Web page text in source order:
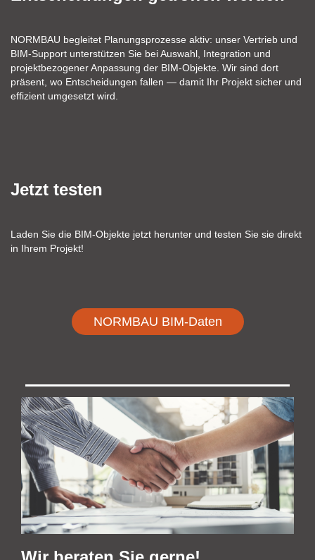
NORMBAU begleitet Planungsprozesse aktiv: unser Vertrieb und
BIM‑Support unterstützen Sie bei Auswahl, Integration und
projektbezogener Anpassung der BIM‑Objekte. Wir sind dort
präsent, wo Entscheidungen fallen — damit Ihr Projekt sicher und
effizient umgesetzt wird.
Jetzt testen
Laden Sie die BIM‑Objekte jetzt herunter und testen Sie sie direkt
in Ihrem Projekt!
NORMBAU BIM-Daten